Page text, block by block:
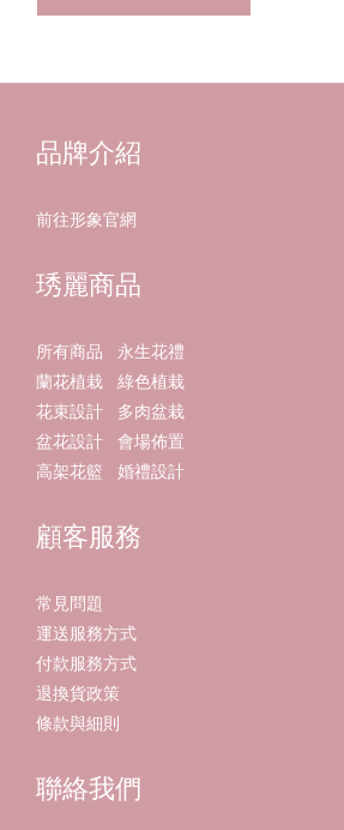
品牌介紹
前往形象官網
琇麗商品
所有商品
永生花禮
蘭花植栽
綠色植栽
花束設計
多肉盆栽
盆花設計
會場佈置
高架花籃
婚禮設計
顧客服務
常見問題
運送服務方式
付款服務方式
退換貨政策
條款與細則
聯絡我們